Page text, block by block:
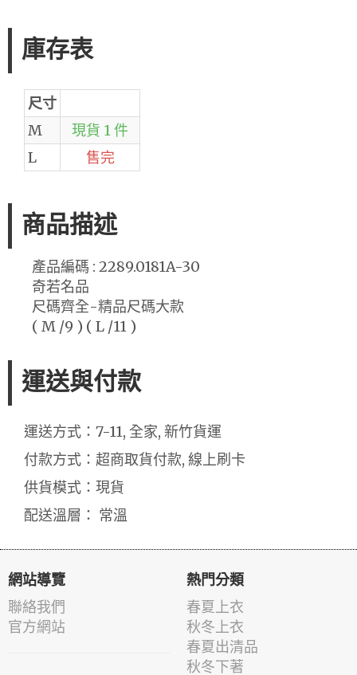
庫存表
尺寸
M
現貨 1 件
L
售完
商品描述
產品編碼 : 2289.0181A-30
奇若名品
尺碼齊全-精品尺碼大款
( M /9 ) ( L /11 )
運送與付款
運送方式：7-11, 全家, 新竹貨運
付款方式：超商取貨付款, 線上刷卡
供貨模式：現貨
配送溫層： 常溫
網站導覽
聯絡我們
官方網站
熱門分類
春夏上衣
秋冬上衣
春夏出清品
秋冬下著